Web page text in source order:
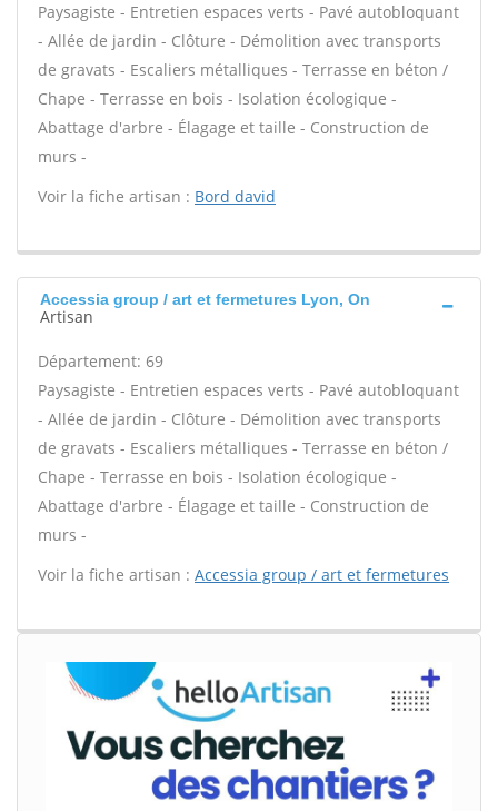
Paysagiste - Entretien espaces verts - Pavé autobloquant
- Allée de jardin - Clôture - Démolition avec transports
de gravats - Escaliers métalliques - Terrasse en béton /
Chape - Terrasse en bois - Isolation écologique -
Abattage d'arbre - Élagage et taille - Construction de
murs -
Voir la fiche artisan : Bord david
Accessia group / art et fermetures Lyon, On
Artisan
Département: 69
Paysagiste - Entretien espaces verts - Pavé autobloquant
- Allée de jardin - Clôture - Démolition avec transports
de gravats - Escaliers métalliques - Terrasse en béton /
Chape - Terrasse en bois - Isolation écologique -
Abattage d'arbre - Élagage et taille - Construction de
murs -
Voir la fiche artisan : Accessia group / art et fermetures